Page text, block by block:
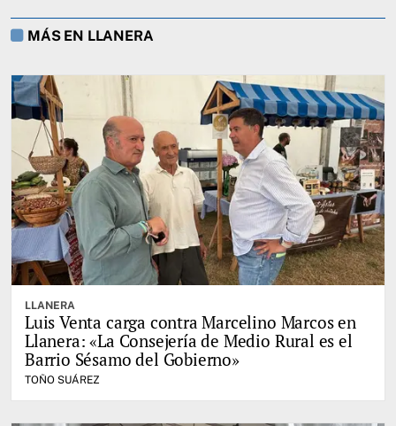
MÁS EN LLANERA
LLANERA
Luis Venta carga contra Marcelino Marcos en
Llanera: «La Consejería de Medio Rural es el
Barrio Sésamo del Gobierno»
TOÑO SUÁREZ